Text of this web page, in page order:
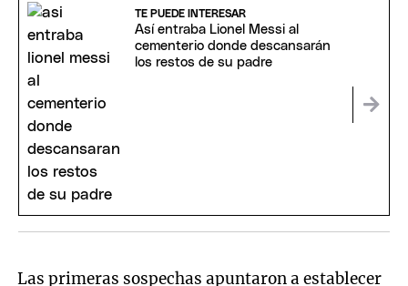
TE PUEDE INTERESAR
Así entraba Lionel Messi al
cementerio donde descansarán
los restos de su padre
Las primeras sospechas apuntaron a establecer